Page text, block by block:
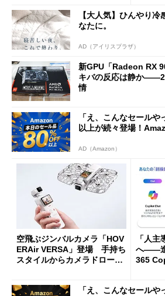
【大人気】ひんやり
なたに。
AD（アイリスプラザ）
新GPU「Radeon RX
キバの反応は静か
情
「え、こんなセール
以上が続々登場！
AD（Amazon）
空飛ぶジンバルカメラ「HOV
ERAir VERSA」登場 手持ち
スタイルからカメラドローン
「人主
へ――
365
「え、こんなセール